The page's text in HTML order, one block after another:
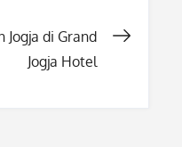
Jogja di Grand
Jogja Hotel